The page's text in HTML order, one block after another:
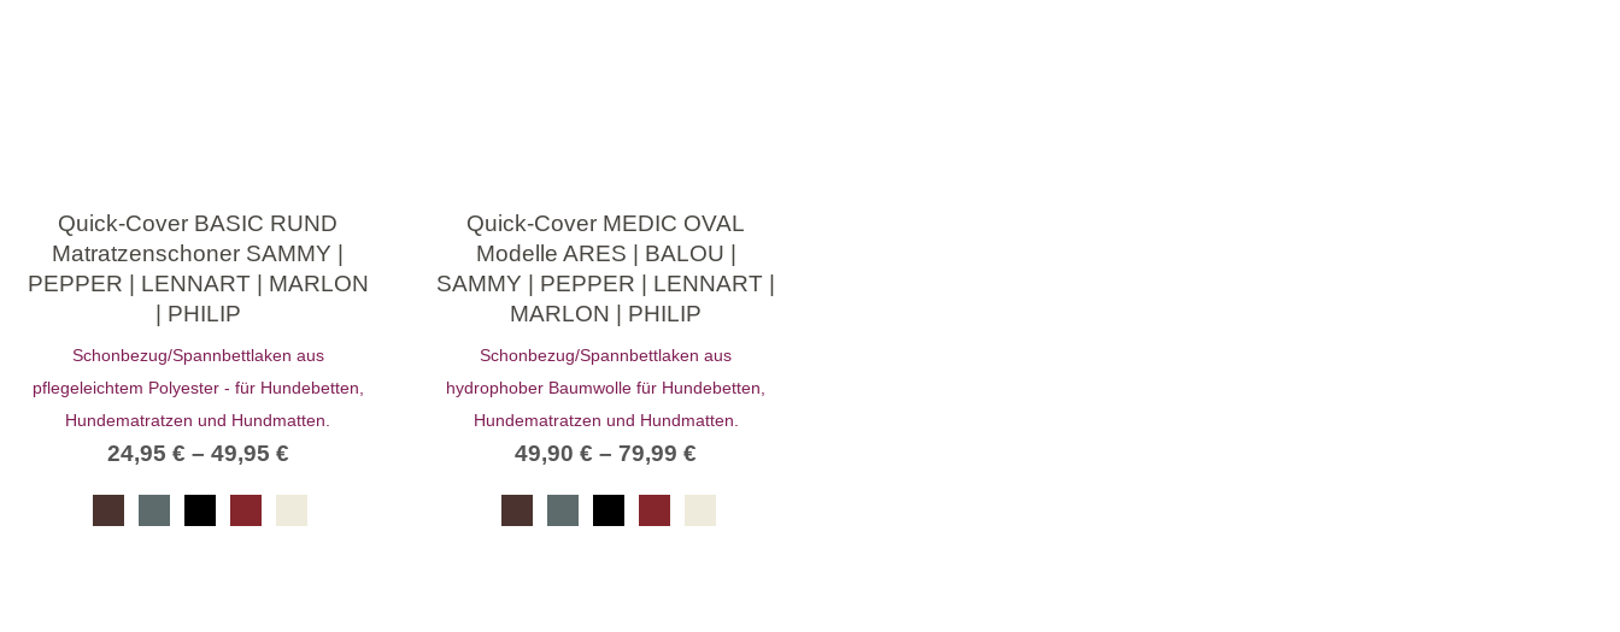
Quick-Cover BASIC RUND
Matratzenschoner SAMMY |
PEPPER | LENNART | MARLON
| PHILIP
Schonbezug/Spannbettlaken aus
pflegeleichtem Polyester - für Hundebetten,
Hundematratzen und Hundmatten.
24,95 € – 49,95 €
Quick-Cover MEDIC OVAL
Modelle ARES | BALOU |
SAMMY | PEPPER | LENNART |
MARLON | PHILIP
Schonbezug/Spannbettlaken aus
hydrophober Baumwolle für Hundebetten,
Hundematratzen und Hundmatten.
49,90€ –79,99€